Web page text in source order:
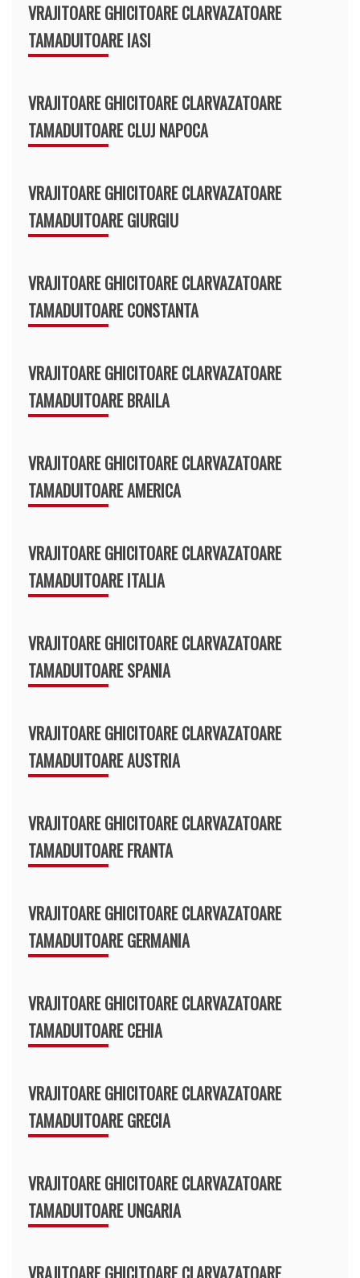
VRAJITOARE GHICITOARE CLARVAZATOARE
TAMADUITOARE IASI
VRAJITOARE GHICITOARE CLARVAZATOARE
TAMADUITOARE CLUJ NAPOCA
VRAJITOARE GHICITOARE CLARVAZATOARE
TAMADUITOARE GIURGIU
VRAJITOARE GHICITOARE CLARVAZATOARE
TAMADUITOARE CONSTANTA
VRAJITOARE GHICITOARE CLARVAZATOARE
TAMADUITOARE BRAILA
VRAJITOARE GHICITOARE CLARVAZATOARE
TAMADUITOARE AMERICA
VRAJITOARE GHICITOARE CLARVAZATOARE
TAMADUITOARE ITALIA
VRAJITOARE GHICITOARE CLARVAZATOARE
TAMADUITOARE SPANIA
VRAJITOARE GHICITOARE CLARVAZATOARE
TAMADUITOARE AUSTRIA
VRAJITOARE GHICITOARE CLARVAZATOARE
TAMADUITOARE FRANTA
VRAJITOARE GHICITOARE CLARVAZATOARE
TAMADUITOARE GERMANIA
VRAJITOARE GHICITOARE CLARVAZATOARE
TAMADUITOARE CEHIA
VRAJITOARE GHICITOARE CLARVAZATOARE
TAMADUITOARE GRECIA
VRAJITOARE GHICITOARE CLARVAZATOARE
TAMADUITOARE UNGARIA